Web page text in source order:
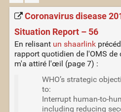
Coronavirus disease
Situation Report – 56
En relisant un shaarlink
rapport quotidien de l'OMS de
m'a attiré l'œil (page 7) :
WHO’s strategic
to:
Interrupt human-to-
including reducing